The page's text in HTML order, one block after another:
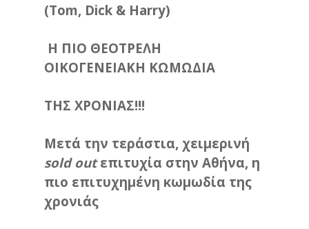
(Tom, Dick & Harry)
Η ΠΙΟ ΘΕΟΤΡΕΛΗ
ΟΙΚΟΓΕΝΕΙΑΚΗ ΚΩΜΩΔΙΑ
ΤΗΣ ΧΡΟΝΙΑΣ!!!
Μετά την τεράστια, χειμερινή
sold outεπιτυχία στην Αθήνα, η
πιο επιτυχημένη κωμωδία της
χρονιάς